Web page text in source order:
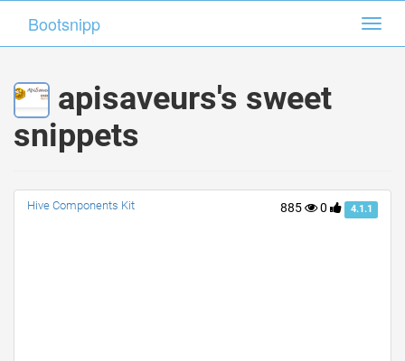
Bootsnipp
apisaveurs's sweet
snippets
885 0 4.1.1
Hive Components Kit
Bootsnipp